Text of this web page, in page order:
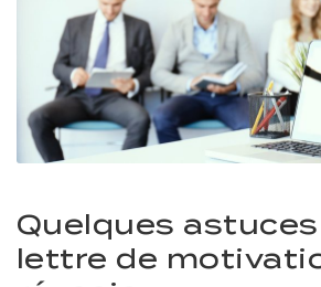
Quelques
lettre de